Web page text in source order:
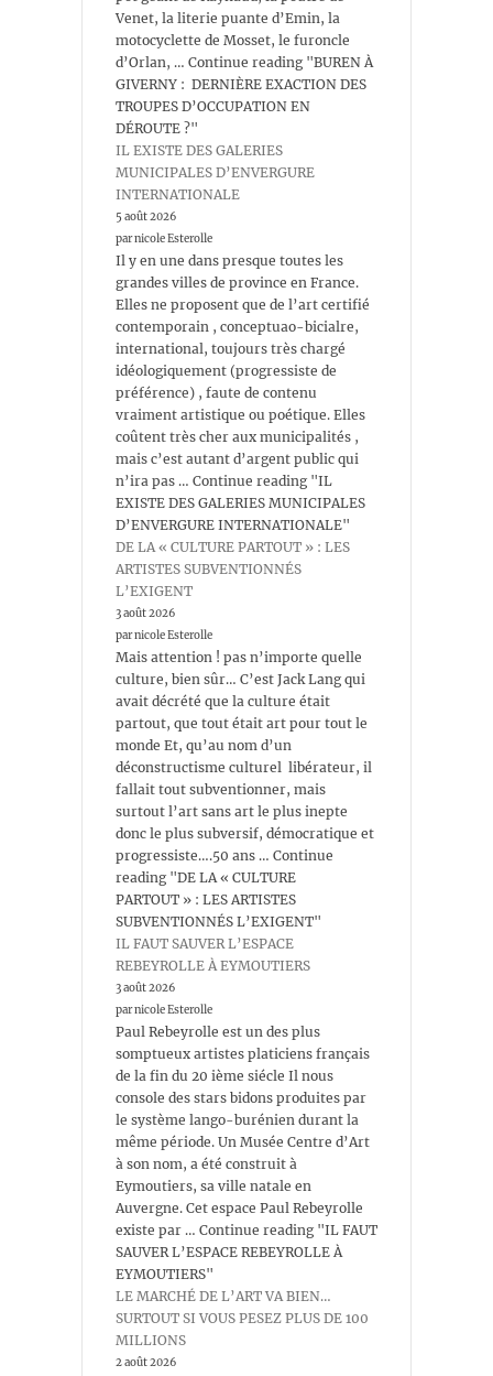
Venet, la literie puante d’Emin, la
motocyclette de Mosset, le furoncle
d’Orlan, … Continue reading "BUREN À
GIVERNY : DERNIÈRE EXACTION DES
TROUPES D’OCCUPATION EN
DÉROUTE ?"
IL EXISTE DES GALERIES
MUNICIPALES D’ENVERGURE
INTERNATIONALE
5 août 2026
par nicole Esterolle
Il y en une dans presque toutes les
grandes villes de province en France.
Elles ne proposent que de l’art certifié
contemporain , conceptuao-bicialre,
international, toujours très chargé
idéologiquement (progressiste de
préférence) , faute de contenu
vraiment artistique ou poétique. Elles
coûtent très cher aux municipalités ,
mais c’est autant d’argent public qui
n’ira pas … Continue reading "IL
EXISTE DES GALERIES MUNICIPALES
D’ENVERGURE INTERNATIONALE"
DE LA « CULTURE PARTOUT » : LES
ARTISTES SUBVENTIONNÉS
L’EXIGENT
3 août 2026
par nicole Esterolle
Mais attention ! pas n’importe quelle
culture, bien sûr… C’est Jack Lang qui
avait décrété que la culture était
partout, que tout était art pour tout le
monde Et, qu’au nom d’un
déconstructisme culturel libérateur, il
fallait tout subventionner, mais
surtout l’art sans art le plus inepte
donc le plus subversif, démocratique et
progressiste….50 ans … Continue
reading "DE LA « CULTURE
PARTOUT » : LES ARTISTES
SUBVENTIONNÉS L’EXIGENT"
IL FAUT SAUVER L’ESPACE
REBEYROLLE À EYMOUTIERS
3 août 2026
par nicole Esterolle
Paul Rebeyrolle est un des plus
somptueux artistes platiciens français
de la fin du 20 ième siécle Il nous
console des stars bidons produites par
le système lango-burénien durant la
même période. Un Musée Centre d’Art
à son nom, a été construit à
Eymoutiers, sa ville natale en
Auvergne. Cet espace Paul Rebeyrolle
existe par … Continue reading "IL FAUT
SAUVER L’ESPACE REBEYROLLE À
EYMOUTIERS"
LE MARCHÉ DE L’ART VA BIEN…
SURTOUT SI VOUS PESEZ PLUS DE 100
MILLIONS
2 août 2026